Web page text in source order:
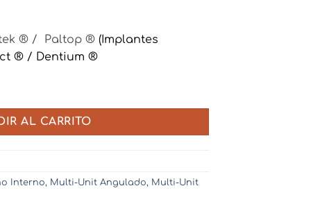
® / Paltop ® (Implantes
® / Dentium ®
- Hexágono Interno cantidad
AL CARRITO
Interno, Multi-Unit Angulado, Multi-Unit